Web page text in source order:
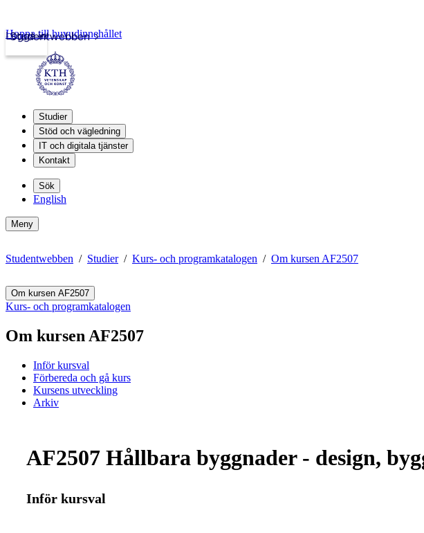
Studentwebben
Logga in
Hoppa till huvudinnehållet
Studier
Stöd och vägledning
IT och digitala tjänster
Kontakt
Sök
English
Meny
Studentwebben Studier Kurs- och programkatalogen Om kursen AF2507
Om kursen AF2507
Kurs- och programkatalogen
Om kursen AF2507
Inför kursval
Förbereda och gå kurs
Kursens utveckling
Arkiv
AF2507 Hållbara byggnader - design,
Inför kursval